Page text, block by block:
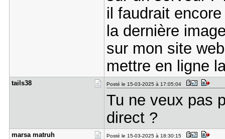
il faudrait
la dernière
sur mon site
mettre en ligne
tails38 Posté le 15-03-2025 à 17:05:04
Tu ne veux pas
direct ?
marsa matr​uh Posté le 15-03-2025 à 18:30:15